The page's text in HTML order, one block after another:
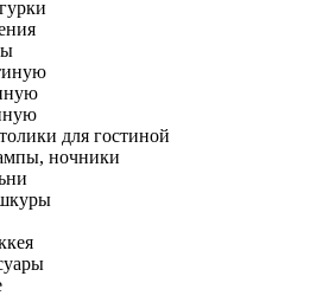
для гостиной
ночники